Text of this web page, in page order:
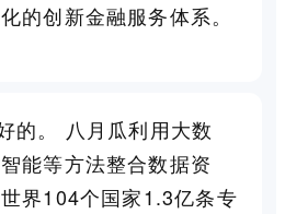
的创新金融服务体系。
的。 八月瓜利用大数
能等方法整合数据资
界104个国家1.3亿条专